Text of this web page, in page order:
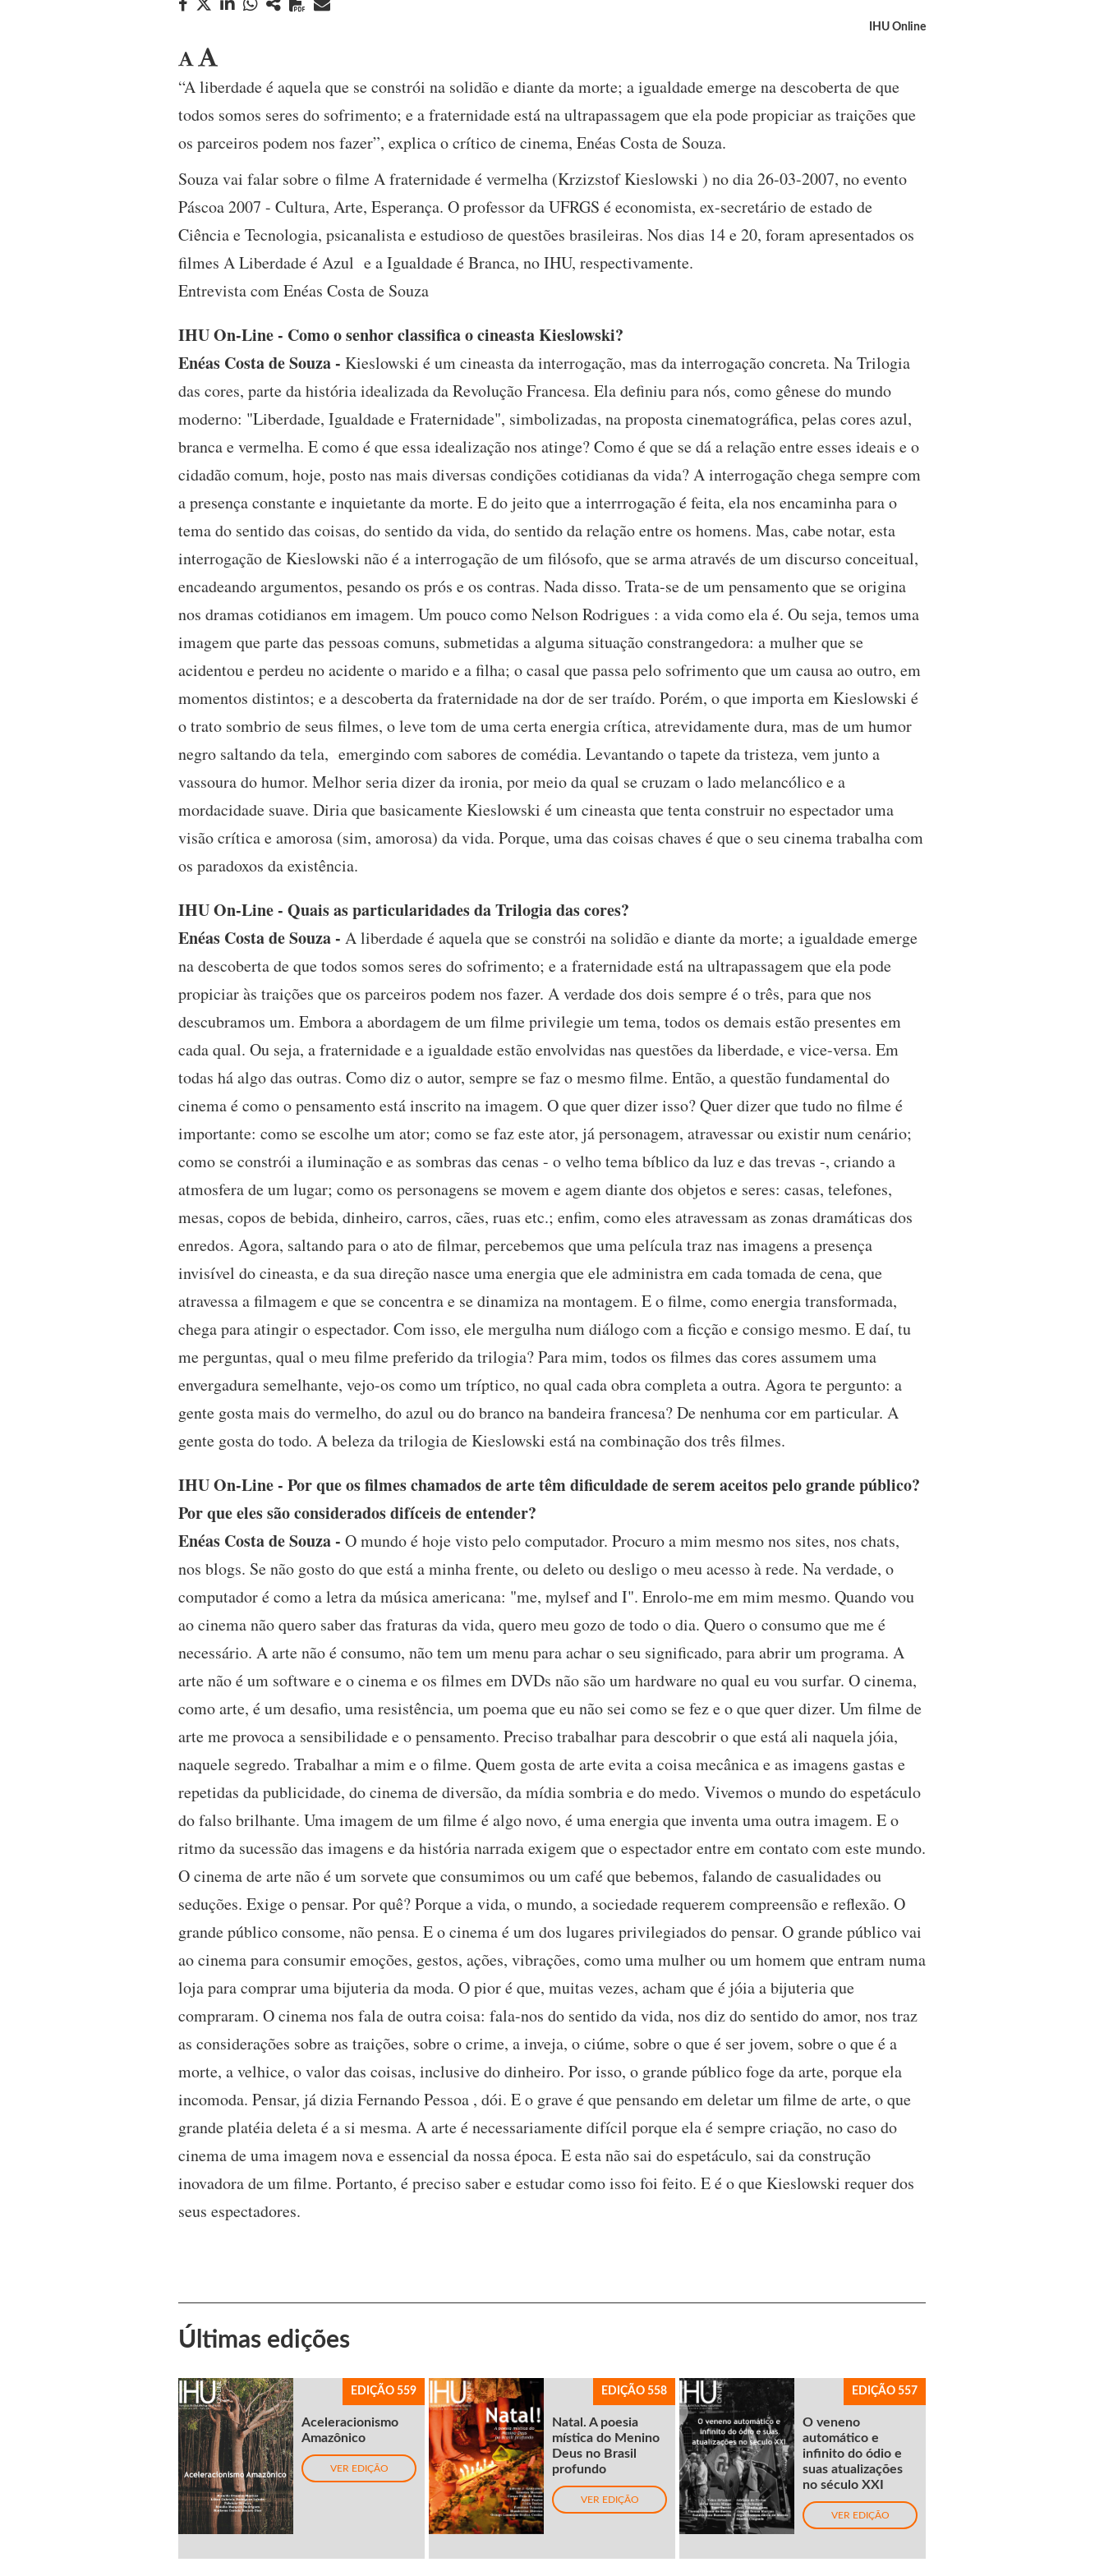
IHU Online
“A liberdade é aquela que se constrói na solidão e diante da morte; a igualdade emerge na descoberta de que
todos somos seres do sofrimento; e a fraternidade está na ultrapassagem que ela pode propiciar as traições que
os parceiros podem nos fazer”, explica o crítico de cinema, Enéas Costa de Souza.
Souza vai falar sobre o filme A fraternidade é vermelha (Krzizstof Kieslowski ) no dia 26-03-2007, no evento
Páscoa 2007 - Cultura, Arte, Esperança. O professor da UFRGS é economista, ex-secretário de estado de
Ciência e Tecnologia, psicanalista e estudioso de questões brasileiras. Nos dias 14 e 20, foram apresentados os
filmes A Liberdade é Azul e a Igualdade é Branca, no IHU, respectivamente.
Entrevista com Enéas Costa de Souza
IHU On-Line - Como o senhor classifica o cineasta Kieslowski?
Enéas Costa de Souza - Kieslowski é um cineasta da interrogação, mas da interrogação concreta. Na Trilogia
das cores, parte da história idealizada da Revolução Francesa. Ela definiu para nós, como gênese do mundo
moderno: "Liberdade, Igualdade e Fraternidade", simbolizadas, na proposta cinematográfica, pelas cores azul,
branca e vermelha. E como é que essa idealização nos atinge? Como é que se dá a relação entre esses ideais e o
cidadão comum, hoje, posto nas mais diversas condições cotidianas da vida? A interrogação chega sempre com
a presença constante e inquietante da morte. E do jeito que a interrrogação é feita, ela nos encaminha para o
tema do sentido das coisas, do sentido da vida, do sentido da relação entre os homens. Mas, cabe notar, esta
interrogação de Kieslowski não é a interrogação de um filósofo, que se arma através de um discurso conceitual,
encadeando argumentos, pesando os prós e os contras. Nada disso. Trata-se de um pensamento que se origina
nos dramas cotidianos em imagem. Um pouco como Nelson Rodrigues : a vida como ela é. Ou seja, temos uma
imagem que parte das pessoas comuns, submetidas a alguma situação constrangedora: a mulher que se
acidentou e perdeu no acidente o marido e a filha; o casal que passa pelo sofrimento que um causa ao outro, em
momentos distintos; e a descoberta da fraternidade na dor de ser traído. Porém, o que importa em Kieslowski é
o trato sombrio de seus filmes, o leve tom de uma certa energia crítica, atrevidamente dura, mas de um humor
negro saltando da tela, emergindo com sabores de comédia. Levantando o tapete da tristeza, vem junto a
vassoura do humor. Melhor seria dizer da ironia, por meio da qual se cruzam o lado melancólico e a
mordacidade suave. Diria que basicamente Kieslowski é um cineasta que tenta construir no espectador uma
visão crítica e amorosa (sim, amorosa) da vida. Porque, uma das coisas chaves é que o seu cinema trabalha com
os paradoxos da existência.
IHU On-Line - Quais as particularidades da Trilogia das cores?
Enéas Costa de Souza - A liberdade é aquela que se constrói na solidão e diante da morte; a igualdade emerge
na descoberta de que todos somos seres do sofrimento; e a fraternidade está na ultrapassagem que ela pode
propiciar às traições que os parceiros podem nos fazer. A verdade dos dois sempre é o três, para que nos
descubramos um. Embora a abordagem de um filme privilegie um tema, todos os demais estão presentes em
cada qual. Ou seja, a fraternidade e a igualdade estão envolvidas nas questões da liberdade, e vice-versa. Em
todas há algo das outras. Como diz o autor, sempre se faz o mesmo filme. Então, a questão fundamental do
cinema é como o pensamento está inscrito na imagem. O que quer dizer isso? Quer dizer que tudo no filme é
importante: como se escolhe um ator; como se faz este ator, já personagem, atravessar ou existir num cenário;
como se constrói a iluminação e as sombras das cenas - o velho tema bíblico da luz e das trevas -, criando a
atmosfera de um lugar; como os personagens se movem e agem diante dos objetos e seres: casas, telefones,
mesas, copos de bebida, dinheiro, carros, cães, ruas etc.; enfim, como eles atravessam as zonas dramáticas dos
enredos. Agora, saltando para o ato de filmar, percebemos que uma película traz nas imagens a presença
invisível do cineasta, e da sua direção nasce uma energia que ele administra em cada tomada de cena, que
atravessa a filmagem e que se concentra e se dinamiza na montagem. E o filme, como energia transformada,
chega para atingir o espectador. Com isso, ele mergulha num diálogo com a ficção e consigo mesmo. E daí, tu
me perguntas, qual o meu filme preferido da trilogia? Para mim, todos os filmes das cores assumem uma
envergadura semelhante, vejo-os como um tríptico, no qual cada obra completa a outra. Agora te pergunto: a
gente gosta mais do vermelho, do azul ou do branco na bandeira francesa? De nenhuma cor em particular. A
gente gosta do todo. A beleza da trilogia de Kieslowski está na combinação dos três filmes.
IHU On-Line - Por que os filmes chamados de arte têm dificuldade de serem aceitos pelo grande público?
Por que eles são considerados difíceis de entender?
Enéas Costa de Souza - O mundo é hoje visto pelo computador. Procuro a mim mesmo nos sites, nos chats,
nos blogs. Se não gosto do que está a minha frente, ou deleto ou desligo o meu acesso à rede. Na verdade, o
computador é como a letra da música americana: "me, mylsef and I". Enrolo-me em mim mesmo. Quando vou
ao cinema não quero saber das fraturas da vida, quero meu gozo de todo o dia. Quero o consumo que me é
necessário. A arte não é consumo, não tem um menu para achar o seu significado, para abrir um programa. A
arte não é um software e o cinema e os filmes em DVDs não são um hardware no qual eu vou surfar. O cinema,
como arte, é um desafio, uma resistência, um poema que eu não sei como se fez e o que quer dizer. Um filme de
arte me provoca a sensibilidade e o pensamento. Preciso trabalhar para descobrir o que está ali naquela jóia,
naquele segredo. Trabalhar a mim e o filme. Quem gosta de arte evita a coisa mecânica e as imagens gastas e
repetidas da publicidade, do cinema de diversão, da mídia sombria e do medo. Vivemos o mundo do espetáculo
do falso brilhante. Uma imagem de um filme é algo novo, é uma energia que inventa uma outra imagem. E o
ritmo da sucessão das imagens e da história narrada exigem que o espectador entre em contato com este mundo.
O cinema de arte não é um sorvete que consumimos ou um café que bebemos, falando de casualidades ou
seduções. Exige o pensar. Por quê? Porque a vida, o mundo, a sociedade requerem compreensão e reflexão. O
grande público consome, não pensa. E o cinema é um dos lugares privilegiados do pensar. O grande público vai
ao cinema para consumir emoções, gestos, ações, vibrações, como uma mulher ou um homem que entram numa
loja para comprar uma bijuteria da moda. O pior é que, muitas vezes, acham que é jóia a bijuteria que
compraram. O cinema nos fala de outra coisa: fala-nos do sentido da vida, nos diz do sentido do amor, nos traz
as considerações sobre as traições, sobre o crime, a inveja, o ciúme, sobre o que é ser jovem, sobre o que é a
morte, a velhice, o valor das coisas, inclusive do dinheiro. Por isso, o grande público foge da arte, porque ela
incomoda. Pensar, já dizia Fernando Pessoa , dói. E o grave é que pensando em deletar um filme de arte, o que
grande platéia deleta é a si mesma. A arte é necessariamente difícil porque ela é sempre criação, no caso do
cinema de uma imagem nova e essencial da nossa época. E esta não sai do espetáculo, sai da construção
inovadora de um filme. Portanto, é preciso saber e estudar como isso foi feito. E é o que Kieslowski requer dos
seus espectadores.
Últimas edições
EDIÇÃO 559
Aceleracionismo
Amazônico
VER EDIÇÃO
EDIÇÃO 558
Natal. A poesia
mística do Menino
Deus no Brasil
profundo
VER EDIÇÃO
EDIÇÃO 557
O veneno
automático e
infinito do ódio e
suas atualizações
no século XXI
VER EDIÇÃO